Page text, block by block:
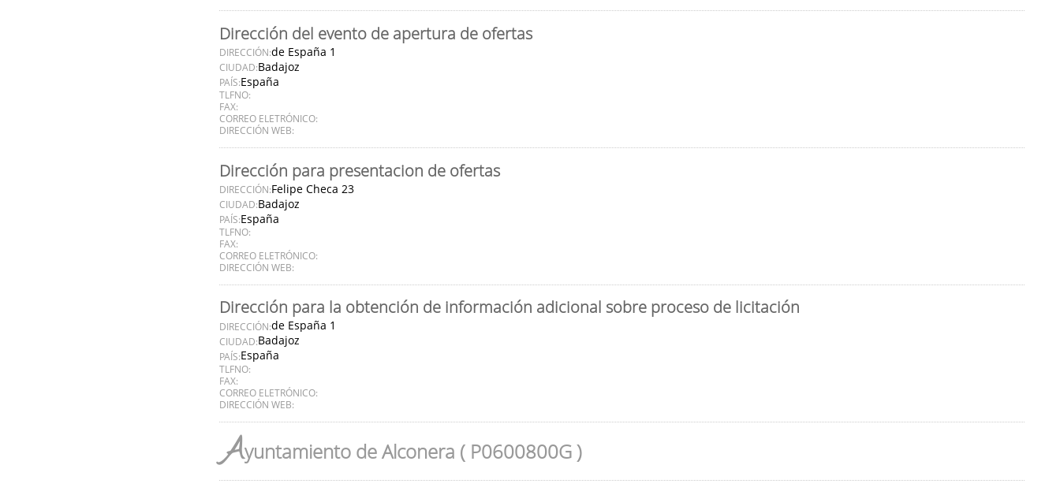
Dirección del evento de apertura de ofertas
DIRECCIÓN:de España 1
CIUDAD:Badajoz
PAÍS:España
TLFNO:
FAX:
CORREO ELETRÓNICO:
DIRECCIÓN WEB:
Dirección para presentacion de ofertas
DIRECCIÓN:Felipe Checa 23
CIUDAD:Badajoz
PAÍS:España
TLFNO:
FAX:
CORREO ELETRÓNICO:
DIRECCIÓN WEB:
Dirección para la obtención de información adicional sobre proceso de licitación
DIRECCIÓN:de España 1
CIUDAD:Badajoz
PAÍS:España
TLFNO:
FAX:
CORREO ELETRÓNICO:
DIRECCIÓN WEB:
Ayuntamiento de Alconera ( P0600800G )